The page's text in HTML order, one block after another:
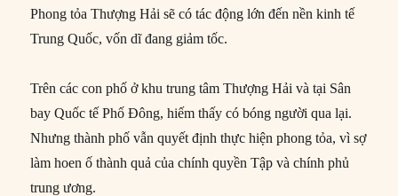
Phong tỏa Thượng Hải sẽ có tác động lớn đến nền kinh tế
Trung Quốc, vốn dĩ đang giảm tốc.
Trên các con phố ở khu trung tâm Thượng Hải và tại Sân
bay Quốc tế Phố Đông, hiếm thấy có bóng người qua lại.
Nhưng thành phố vẫn quyết định thực hiện phong tỏa, vì sợ
làm hoen ố thành quả của chính quyền Tập và chính phủ
trung ương.